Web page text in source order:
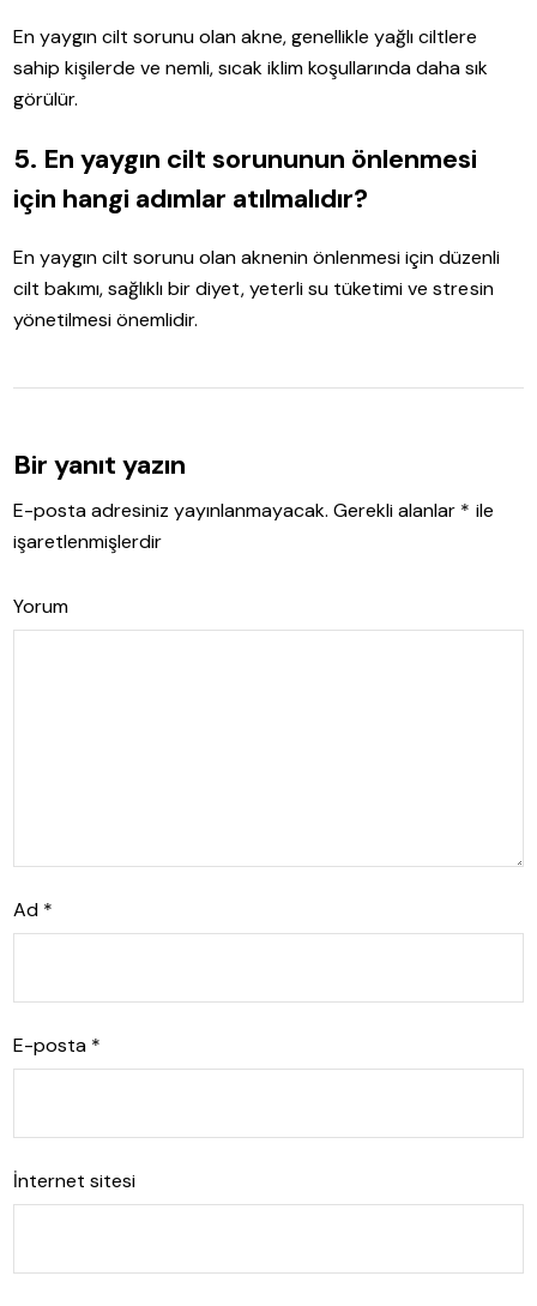
En yaygın cilt sorunu olan akne, genellikle yağlı ciltlere
sahip kişilerde ve nemli, sıcak iklim koşullarında daha sık
görülür.
5. En yaygın cilt sorununun önlenmesi
için hangi adımlar atılmalıdır?
En yaygın cilt sorunu olan aknenin önlenmesi için düzenli
cilt bakımı, sağlıklı bir diyet, yeterli su tüketimi ve stresin
yönetilmesi önemlidir.
Bir yanıt yazın
E-posta adresiniz yayınlanmayacak. Gerekli alanlar * ile
işaretlenmişlerdir
Yorum
Ad *
E-posta *
İnternet sitesi